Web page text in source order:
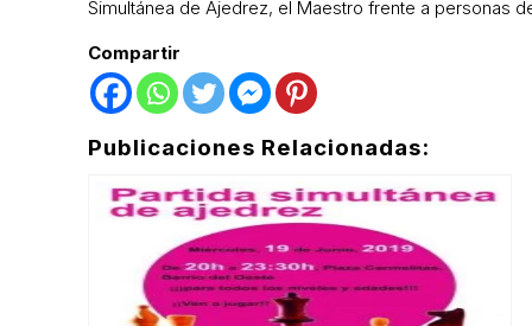
Simultánea de Ajedrez, el Maestro frente a personas
Compartir
Publicaciones Relacionadas: